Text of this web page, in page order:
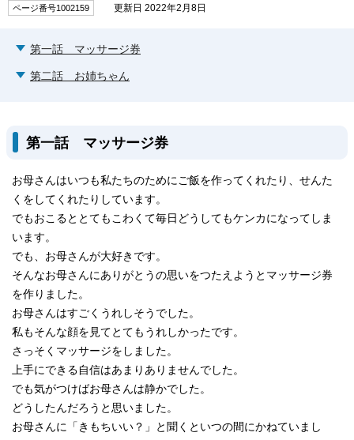
ページ番号1002159 更新日 2022年2月8日
第一話 マッサージ券
第二話 お姉ちゃん
第一話 マッサージ券
お母さんはいつも私たちのためにご飯を作ってくれたり、せんた
くをしてくれたりしています。
でもおこるととてもこわくて毎日どうしてもケンカになってしま
います。
でも、お母さんが大好きです。
そんなお母さんにありがとうの思いをつたえようとマッサージ券
を作りました。
お母さんはすごくうれしそうでした。
私もそんな顔を見てとてもうれしかったです。
さっそくマッサージをしました。
上手にできる自信はあまりありませんでした。
でも気がつけばお母さんは静かでした。
どうしたんだろうと思いました。
お母さんに「きもちいい？」と聞くといつの間にかねていまし